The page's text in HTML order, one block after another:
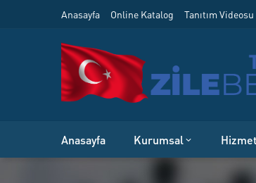
Anasayfa Online Katalog Tanıtım Videosu
Anasayfa Kurumsal